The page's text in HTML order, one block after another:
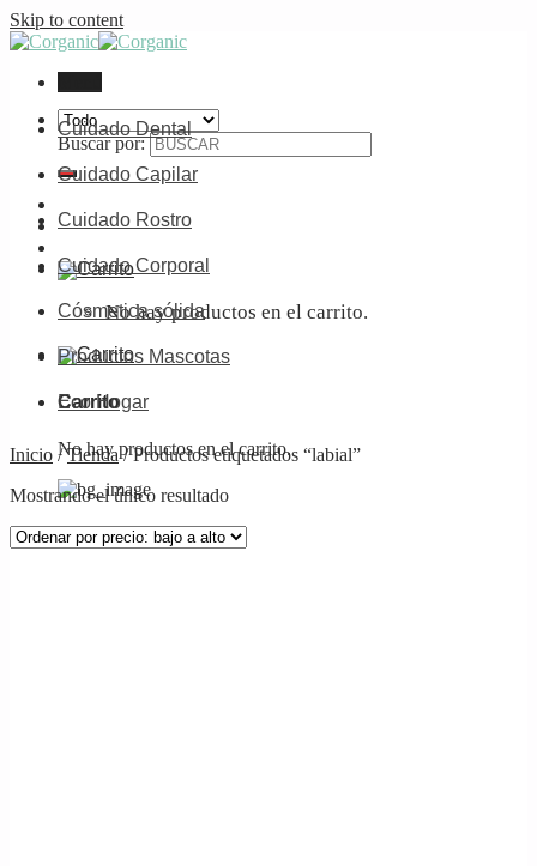
Skip to content
Buscar por:
No hay productos en el carrito.
Carrito
No hay productos en el carrito.
Cuidado Dental
Cuidado Capilar
Cuidado Rostro
Cuidado Corporal
Cósmetica sólida
Productos Mascotas
Eco Hogar
Inicio / Tienda /Productos etiquetados “labial”
Mostrando el único resultado